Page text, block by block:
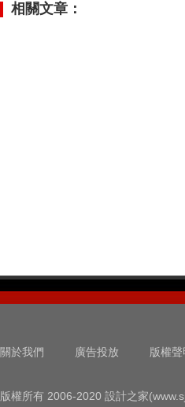
相關文章：
關於我們 廣告投放 版權聲
版權所有 2006-2020 設計之家